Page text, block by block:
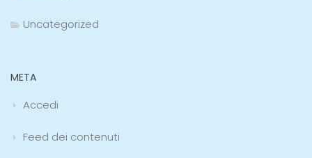
Uncategorized
META
Accedi
Feed dei contenuti